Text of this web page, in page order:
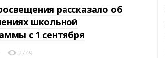
рассказало об
школьной
с 1 сентября
2749